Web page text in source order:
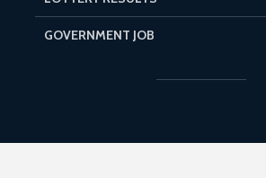
GOVERNMENT JOB